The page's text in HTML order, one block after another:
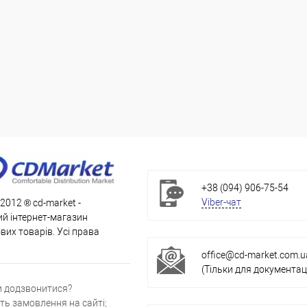
® cd-market -
інтернет-магазин
товарів. Усі права
додзвонитися?
замовлення на сайті;
+38 (094) 906-75-54
Viber-чат
office@cd-
(Тільки для